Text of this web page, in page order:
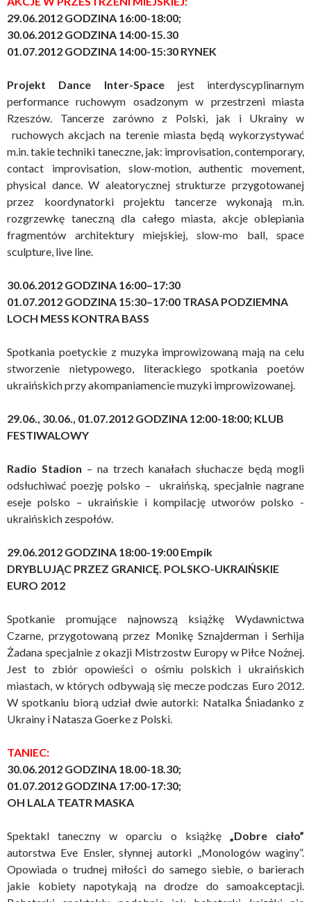
29.06.2012 GODZINA 16:00-18:00;
30.06.2012 GODZINA 14:00-15.30
01.07.2012 GODZINA 14:00-15:30 RYNEK
Projekt Dance Inter-Spacejest interdyscyplinarnym
performance ruchowym osadzonym w przestrzeni miasta
Rzeszów. Tancerze zarówno z Polski, jak i Ukrainy w
ruchowych akcjach na terenie miasta będą wykorzystywać
m.in. takie techniki taneczne, jak: improvisation, contemporary,
contact improvisation, slow-motion, authentic movement,
physical dance. W aleatorycznej strukturze przygotowanej
przez koordynatorki projektu tancerze wykonają m.in.
rozgrzewkę taneczną dla całego miasta, akcje oblepiania
fragmentów architektury miejskiej, slow-mo ball, space
sculpture, live line.
30.06.2012 GODZINA 16:00–17:30
01.07.2012 GODZINA 15:30–17:00 TRASA PODZIEMNA
LOCH MESS KONTRA BASS
Spotkania poetyckie z muzyka improwizowaną mają na celu
stworzenie nietypowego, literackiego spotkania poetów
ukraińskich przy akompaniamencie muzyki improwizowanej.
29.06., 30.06., 01.07.2012 GODZINA 12:00-18:00; KLUB
FESTIWALOWY
Radio Stadion – na trzech kanałach słuchacze będą mogli
odsłuchiwać poezję polsko – ukraińską, specjalnie nagrane
eseje polsko – ukraińskie i kompilację utworów polsko -
ukraińskich zespołów.
29.06.2012 GODZINA 18:00-19:00 Empik
DRYBLUJĄC PRZEZ GRANICĘ. POLSKO-UKRAIŃSKIE
EURO 2012
Spotkanie promujące najnowszą książkę Wydawnictwa
Czarne, przygotowaną przez Monikę Sznajderman i Serhija
Żadana specjalnie z okazji Mistrzostw Europy w Piłce Nożnej.
Jest to zbiór opowieści o ośmiu polskich i ukraińskich
miastach, w których odbywają się mecze podczas Euro 2012.
W spotkaniu biorą udział dwie autorki: Natalka Śniadanko z
Ukrainy i Natasza Goerke z Polski.
TANIEC:
30.06.2012 GODZINA 18.00-18.30;
01.07.2012 GODZINA 17:00-17:30;
OH LALA TEATR MASKA
Spektakl taneczny w oparciu o książkę
„Dobre ciało”
autorstwa Eve Ensler, słynnej autorki „Monologów waginy”.
Opowiada o trudnej miłości do samego siebie, o barierach
jakie kobiety napotykają na drodze do samoakceptacji.